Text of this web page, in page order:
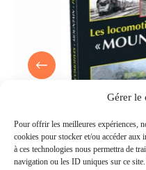
Gérer le
Pour offrir les meilleures expériences,
cookies pour stocker et/ou accéder
à ces technologies nous permettra de
navigation ou les ID uniques sur ce
DVD Locovidéo n°15 :